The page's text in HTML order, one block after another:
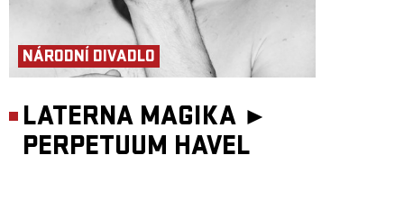
NÁRODNÍ DIVADLO
LATERNA MAGIKA ►
PERPETUUM HAVEL